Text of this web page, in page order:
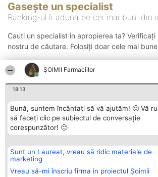
ŞOIMII Farmaciilor
18:13
Bună, suntem încântați să vă ajutăm! 🙂 Vă
să faceți clic pe subiectul de conversație
corespunzător! 🙂
Sunt un Laureat, vreau să ridic materiale de
marketing
Vreau să-mi înscriu firma in proiectul Șoimii
Gasește un specialist
Ranking-ul îi adună pe cei mai buni din
Cauți un specialist in apropierea ta? Verificați
nostru de căutare. Folosiți doar cele mai
Organizator Ranking
BRIGHT SOLUTIONS BR SRL
Aleea Timisul De Sus 2 Bl. A30
Sc. A Et. 4 Ap. 13 Cod 061952
Plebiscyt
Lista Tuturor
Laureaților